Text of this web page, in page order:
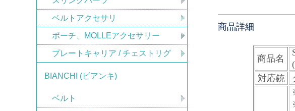
商品詳細
商品名
対応銃
ベルトアクセサリ
ポーチ、MOLLEアクセサリー
プレートキャリア / チェストリグ
BIANCHI (ビアンキ)
ベルト